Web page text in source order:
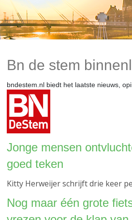
Bn de stem
bndestem.nl biedt het laatste nieuws,
Jonge mensen
goed teken
Kitty Herweijer schrijft drie keer
Nog maar één grote